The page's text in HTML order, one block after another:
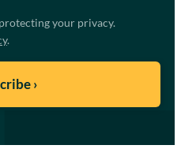
your privacy.
.